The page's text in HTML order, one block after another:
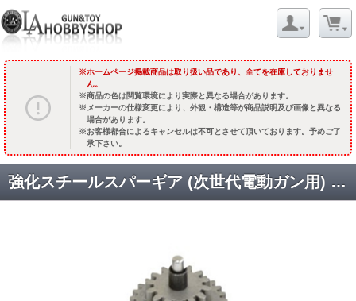
ホームページ掲載商品は取り扱い品であり、全てを在庫しておりませ
ん。
商品の色は閲覧環境により実際と異なる場合があります。
メーカーの仕様変更により、外観・構造等が商品説明及び画像と異なる
場合があります。
お客様都合によるキャンセルは不可とさせて頂いております。予めご了
承下さい。
強化スチールスパーギア (次世代電動ガン用) [SH-CL-M4NG-03] [取寄]